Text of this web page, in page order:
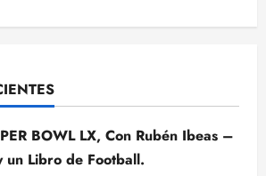
BOWL LX, Con Rubén Ibeas –
Libro de Football.